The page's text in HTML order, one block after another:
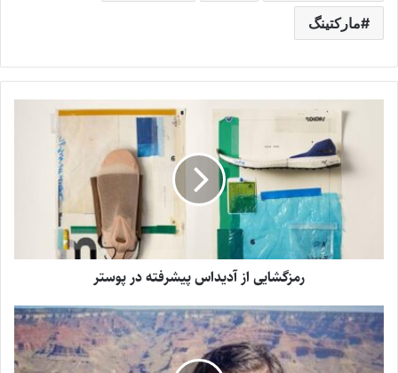
مارکتینگ
رمزگشایی از آدیداس پیشرفته در پوستر